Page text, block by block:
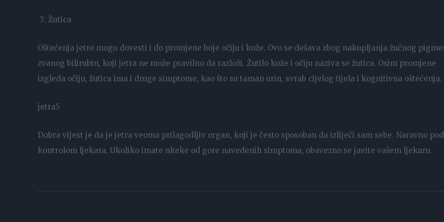
Žutica
Oštećenja jetre mogu dovesti i do promjene boje očiju i kože. Ovo se dešava zbog nakupljanja žučnog
zvanog bilirubin, koji jetra ne može pravilno da razloži. Žutilo kože i očiju naziva se žutica. Osim promjene
izgleda očiju, žutica ima i druge simptome, kao što su taman urin, svrab cijelog tijela i kognitivna oštećenja.
jetra5
Dobra vijest je da je jetra veoma prilagodljiv organ, koji je često sposoban da izliječi sam sebe. Naravno pod
kontrolom ljekara. Ukoliko imate nkeke od gore navedenih simptoma, obavezno se javite vašem ljekaru.